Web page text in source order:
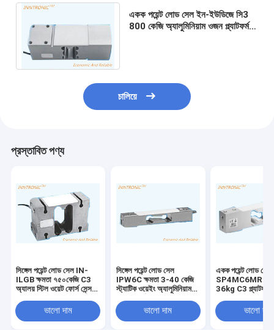
একক পয়েন্ট লোড সেল ইন-ইউডিজে সি3
800 কেজি অ্যালুমিনিয়াম ওজন প্ল্যাটফর্ম
চালিয়ে
প্রস্তাবিত পণ্য
সিঙ্গেল পয়েন্ট লোড সেল IN-
ILGB ক্ষমতা ৭৫০কেজি C3
অ্যালয় স্টিল ওয়েট ফোর্স সেন্সর
স্কেলের জন্য ২mv/v
ভালো দাম
সিঙ্গেল পয়েন্ট লোড সেল
IPW6C ক্ষমতা 3-40 কেজি
স্ট্যাটিক ওয়েইং অ্যালুমিনিয়াম
C6 কাউন্টিং স্কেলের জন্য
IP67
ভালো দাম
একক পয়েন্ট লোড
SP4MC6MR
36kg C3 প্ল্যাটফর্ম
শক্তি সেন্সর IP67
ভালো দাম